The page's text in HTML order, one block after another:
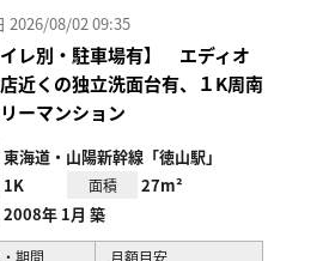
2026/08/02 09:35
イレ別・駐車場有】 エディオ
近くの独立洗面台有、１K周南
ーマンション
東海道・山陽新幹線「徳山駅」
1K 面積 27m²
2008年 1月 築